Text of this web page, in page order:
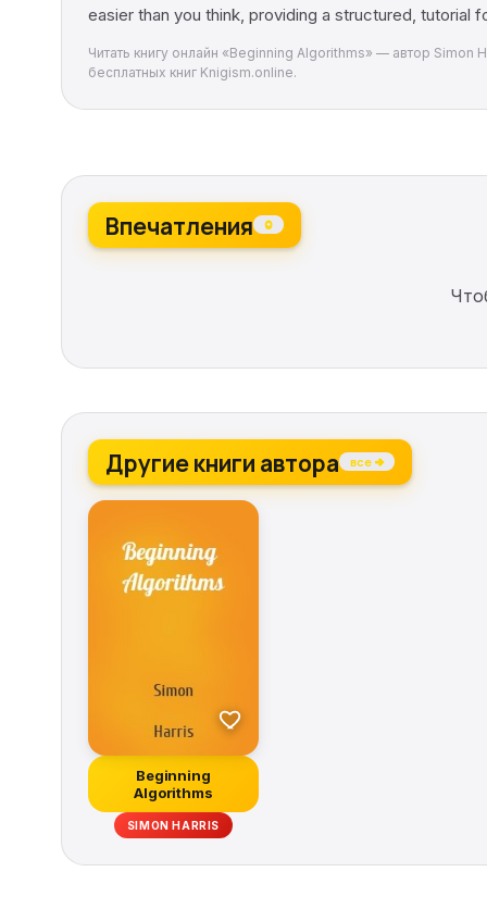
easier than you think, providing a structured, tutorial
Читать книгу онлайн «Beginning Algorithms» — автор Simon
бесплатных книг Knigism.online.
Впечатления 0
Другие книги автора все →
Beginning
Algorithms
SIMON HARRIS